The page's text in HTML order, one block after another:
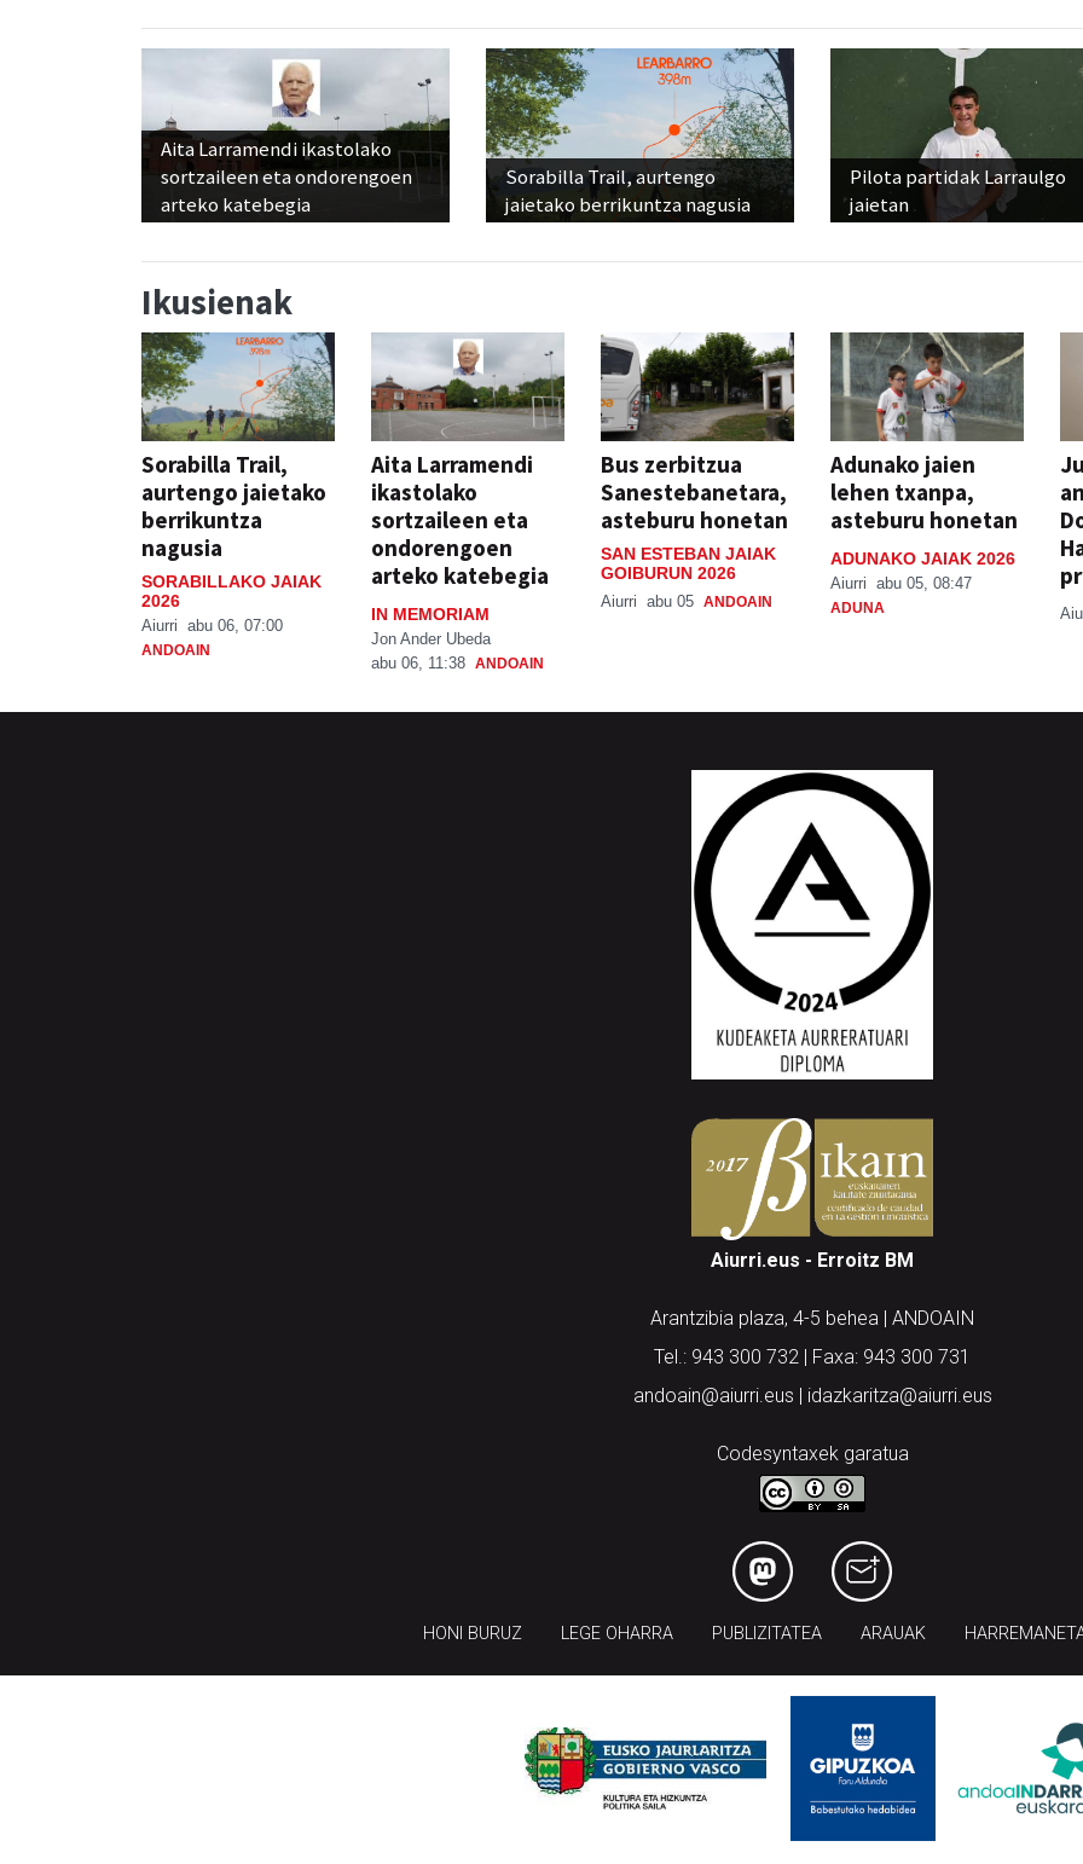
Aita Larramendi ikastolako
sortzaileen eta ondorengoen
arteko katebegia
Sorabilla Trail, aurtengo
jaietako berrikuntza nagusia
Pilota partidak Larraulgo
jaietan
Ikusienak
Sorabilla Trail,
aurtengo jaietako
berrikuntza
nagusia
SORABILLAKO JAIAK
2026
Aiurri abu 06, 07:00
ANDOAIN
Aita Larramendi
ikastolako
sortzaileen eta
ondorengoen
arteko katebegia
IN MEMORIAM
Jon Ander Ubeda
abu 06, 11:38 ANDOAIN
Bus zerbitzua
Sanestebanetara,
asteburu honetan
SAN ESTEBAN JAIAK
GOIBURUN 2026
Aiurri abu 05 ANDOAIN
Adunako jaien
lehen txanpa,
asteburu honetan
ADUNAKO JAIAK 2026
Aiurri abu 05, 08:47
ADUNA
Aiurri.eus - Erroitz BM
Arantzibia plaza, 4-5 behea | ANDOAIN
Tel.: 943 300 732 | Faxa: 943 300 731
andoain@aiurri.eus | idazkaritza@aiurri.eus
Codesyntaxek garatua
HONI BURUZ LEGE OHARRA PUBLIZITATEA ARAUAK